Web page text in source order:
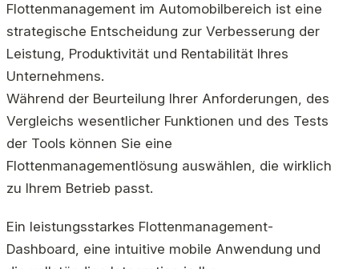
Flottenmanagement im Automobilbereich ist eine
strategische Entscheidung zur Verbesserung der
Leistung, Produktivität und Rentabilität Ihres
Unternehmens.
Während der Beurteilung Ihrer Anforderungen, des
Vergleichs wesentlicher Funktionen und des Tests
der Tools können Sie eine
Flottenmanagementlösung auswählen, die wirklich
zu Ihrem Betrieb passt.
Ein leistungsstarkes Flottenmanagement-
Dashboard, eine intuitive mobile Anwendung und